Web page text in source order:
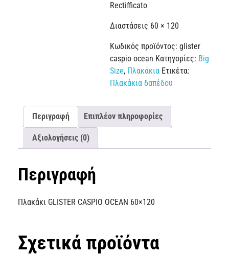
Rectifficato
Διαστάσεις 60 × 120
Κωδικός προϊόντος: glister
caspio ocean Κατηγορίες: Big
Size, Πλακάκια Ετικέτα:
Πλακάκια δαπέδου
Περιγραφή Επιπλέον πληροφορίες
Αξιολογήσεις (0)
Περιγραφή
Πλακάκι GLISTER CASPIO OCEAN 60×120
Σχετικά προϊόντα